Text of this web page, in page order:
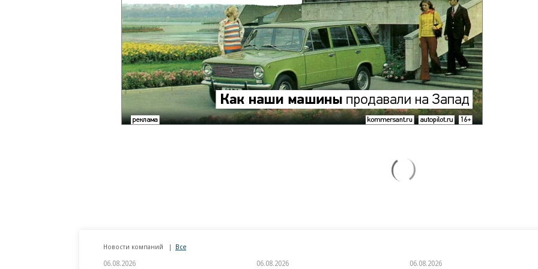
Новости компаний Все
06.08.2026 06.08.2026 06.08.2026